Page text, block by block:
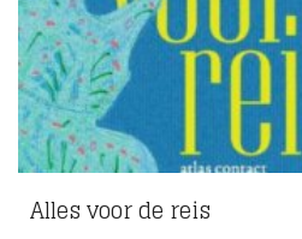
Alles voor de reis